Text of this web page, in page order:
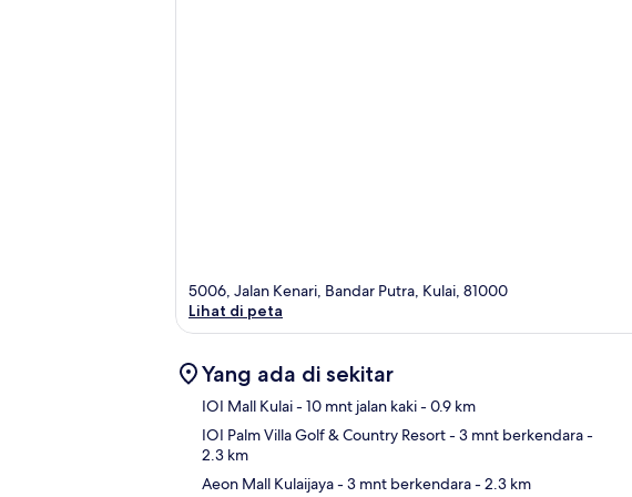
5006, Jalan Kenari, Bandar Putra, Kulai, 81000
Lihat di peta
Yang ada di sekitar
IOI Mall Kulai- 10 mnt jalan kaki- 0.9 km
IOI Palm Villa Golf & Country Resort- 3 mnt berkendara-
2.3 km
Aeon Mall Kulaijaya- 3 mnt berkendara- 2.3 km